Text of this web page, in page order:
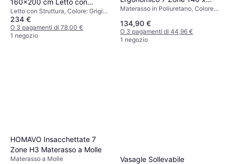
Struttura
Letto con Struttura, Colore: Grigio,
Materiale: Velluto
234 €
O 3 pagamenti di 78,00 €
1 negozio
200 cm Materasso in
Poliuretano
Materasso in Poliuretano, Colore:
Fibra, Poliestere, Materiale:
Poliestere, Fermezza: Medio,
Medio/duro
134,90 €
O 3 pagamenti di 44,96 €
1 negozio
HOMAVO Insacchettate 7
Zone H3 Materasso a Molle
Materasso a Molle
Vasagle Sollevabile